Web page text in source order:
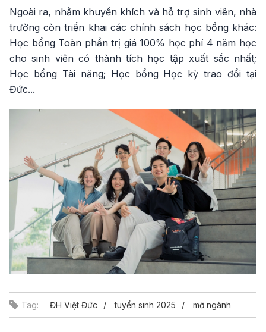
Ngoài ra, nhằm khuyến khích và hỗ trợ sinh viên, nhà
trường còn triển khai các chính sách học bổng khác:
Học bổng Toàn phần trị giá 100% học phí 4 năm học
cho sinh viên có thành tích học tập xuất sắc nhất;
Học bổng Tài năng; Học bổng Học kỳ trao đổi tại
Đức...
Tag: ĐH Việt Đức tuyển sinh 2025 mở ngành